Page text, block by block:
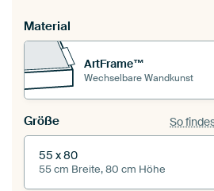
Material
ArtFrame™
Wechselbare Wandkunst
Größe So
55 x 80
55 cm Breite, 80 cm Höhe